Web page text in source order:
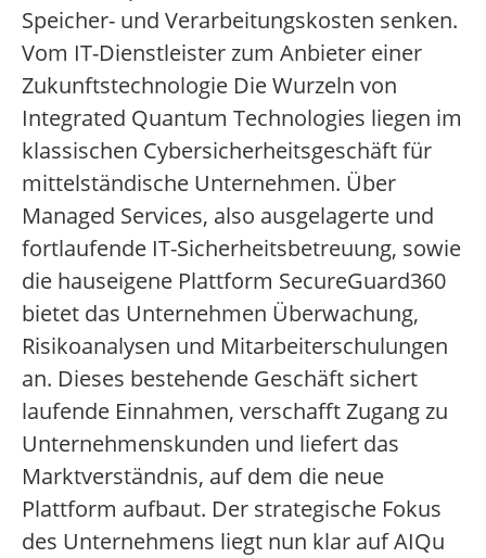
Speicher- und Verarbeitungskosten senken.
Vom IT-Dienstleister zum Anbieter einer
Zukunftstechnologie Die Wurzeln von
Integrated Quantum Technologies liegen im
klassischen Cybersicherheitsgeschäft für
mittelständische Unternehmen. Über
Managed Services, also ausgelagerte und
fortlaufende IT-Sicherheitsbetreuung, sowie
die hauseigene Plattform SecureGuard360
bietet das Unternehmen Überwachung,
Risikoanalysen und Mitarbeiterschulungen
an. Dieses bestehende Geschäft sichert
laufende Einnahmen, verschafft Zugang zu
Unternehmenskunden und liefert das
Marktverständnis, auf dem die neue
Plattform aufbaut. Der strategische Fokus
des Unternehmens liegt nun klar auf AIQu